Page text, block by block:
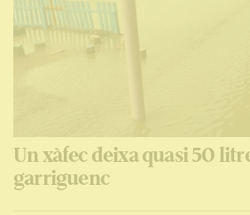
Un xàfec deixa quasi 50
garriguenc